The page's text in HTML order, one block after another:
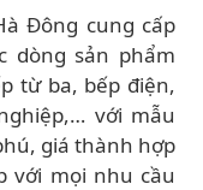
Đông cung cấp
dòng sản phẩm
từ ba, bếp điện,
với mẫu
giá thành hợp
với mọi nhu cầu